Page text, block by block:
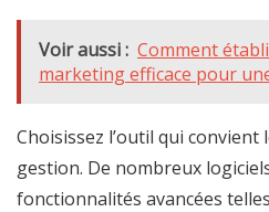
Voir aussi : Comment
marketing efficace pour
Choisissez l’outil qui convient
gestion. De nombreux
fonctionnalités avancées